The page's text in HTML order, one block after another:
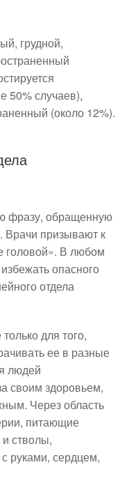
грудной,
50% случаев),
(около 12%).
фразу, обращенную
Врачи призывают к
головой». В любом
опасного
отдела
для того,
ее в разные
людей
своим здоровьем,
Через область
питающие
стволы,
руками, сердцем,